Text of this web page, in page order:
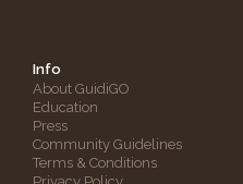
Info
About GuidiGO
Education
Press
Community Guidelines
Terms & Conditions